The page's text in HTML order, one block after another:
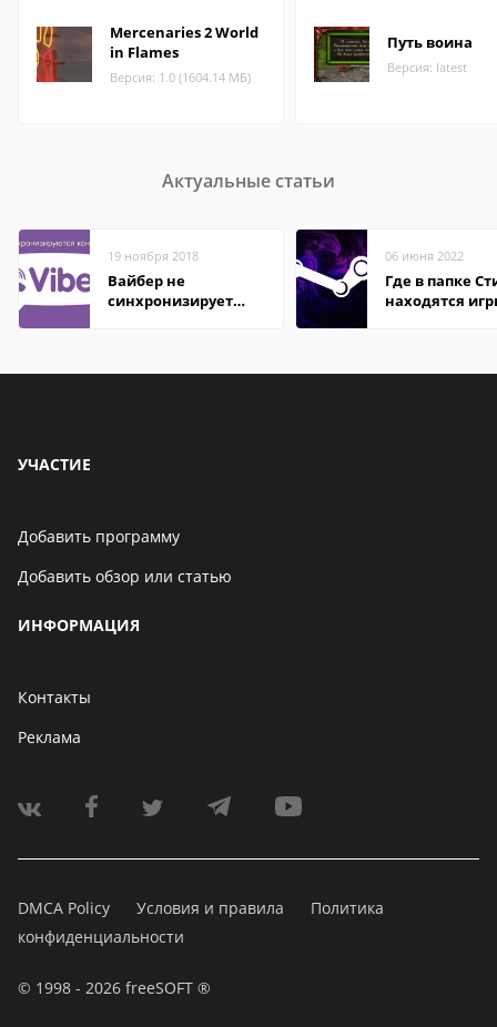
Mercenaries 2 World
in Flames
Версия: 1.0 (1604.14 МБ)
Путь воина
Версия: latest
Актуальные статьи
19 ноября 2018
Вайбер не
синхронизирует
06 июня 2022
Где в папке
находятся
УЧАСТИЕ
Добавить программу
Добавить обзор или статью
ИНФОРМАЦИЯ
Контакты
Реклама
DMCA Policy Условия и правила
Политика
конфиденциальности
© 1998 - 2026 freeSOFT ®